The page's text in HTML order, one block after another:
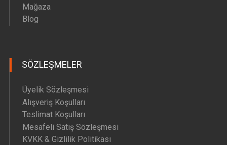
Mağaza
Blog
SÖZLEŞMELER
Üyelik Sözleşmesi
Alışveriş Koşulları
Teslimat Koşulları
Mesafeli Satış Sözleşmesi
KVKK & Gizlilik Politikası